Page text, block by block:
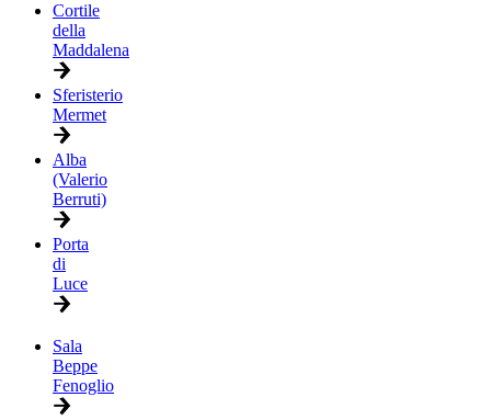
Cortile
della
Maddalena
Sferisterio
Mermet
Alba
(Valerio
Berruti)
Porta
di
Luce
Sala
Beppe
Fenoglio